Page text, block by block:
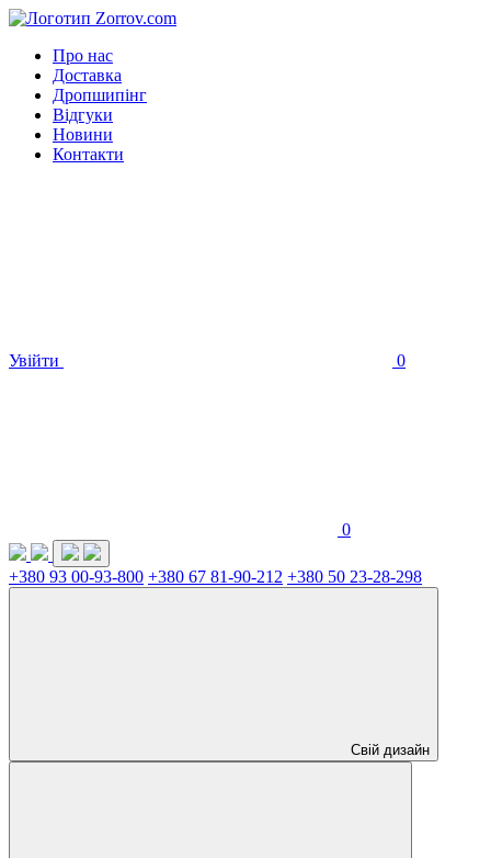
Про нас
Доставка
Дропшипінг
Відгуки
Новини
Контакти
Увійти 0
0
+380 93 00-93-800 +380 67 81-90-212 +380 50 23-28-298
Свій дизайн